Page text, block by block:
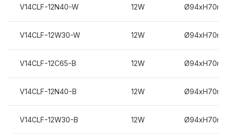
V14CLF-12N40-W 12W
V14CLF-12W30-W 12W
V14CLF-12C65-B 12W
V14CLF-12N40-B 12W
V14CLF-12W30-B 12W